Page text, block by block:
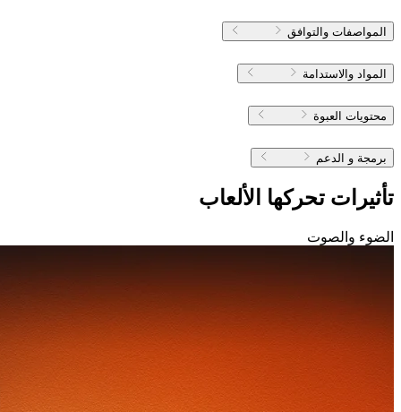
المواصفات والتوافق
المواد والاستدامة
محتويات العبوة
برمجة و الدعم
تأثيرات تحركها الألعاب
الضوء والصوت